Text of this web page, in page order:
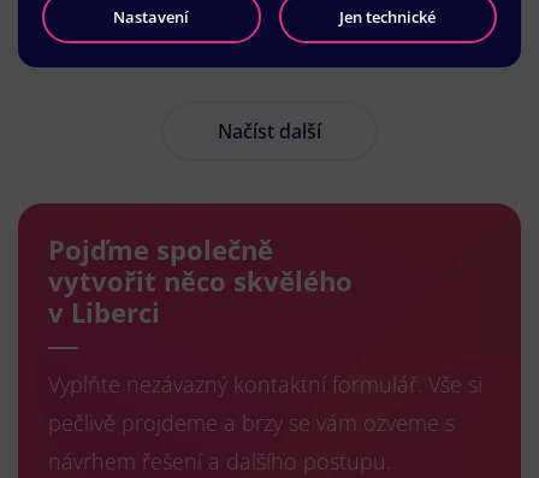
Načíst další
Pojďme společně
vytvořit něco skvělého
v Liberci
Vyplňte nezávazný kontaktní formulář. Vše si
pečlivě projdeme a brzy se vám ozveme s
návrhem řešení a dalšího postupu.
Nastavení Jen technické